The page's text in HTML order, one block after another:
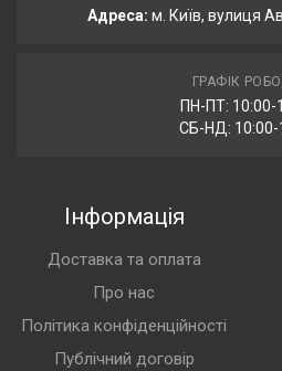
Адреса: м. Київ, вулиця
ГРАФІК
ПН-ПТ: 10:00-
СБ-НД: 10:00-
Інформація
Доставка та оплата
Про нас
Політика конфіденційності
Публічний договір